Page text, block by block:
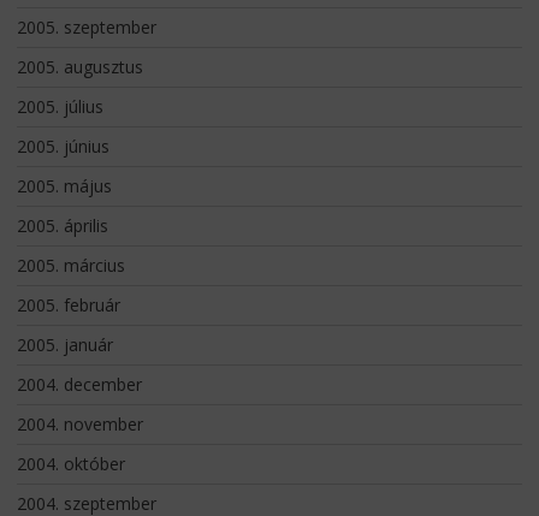
2005. szeptember
2005. augusztus
2005. július
2005. június
2005. május
2005. április
2005. március
2005. február
2005. január
2004. december
2004. november
2004. október
2004. szeptember